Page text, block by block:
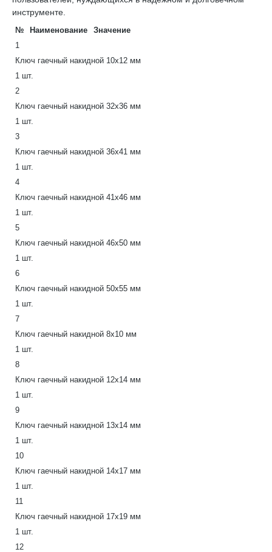
инструменте.
№ Наименование
Значение
1
Ключ гаечный накидной 10х12 мм
1 шт.
2
Ключ гаечный накидной 32х36 мм
1 шт.
3
Ключ гаечный накидной 36х41 мм
1 шт.
4
Ключ гаечный накидной 41х46 мм
1 шт.
5
Ключ гаечный накидной 46х50 мм
1 шт.
6
Ключ гаечный накидной 50х55 мм
1 шт.
7
Ключ гаечный накидной 8х10 мм
1 шт.
8
Ключ гаечный накидной 12х14 мм
1 шт.
9
Ключ гаечный накидной 13х14 мм
1 шт.
10
Ключ гаечный накидной 14х17 мм
1 шт.
11
Ключ гаечный накидной 17х19 мм
1 шт.
12